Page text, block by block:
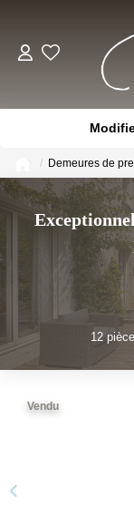
Sélectionnez...
Thèmes
Plus de
Demeures de
12
Vendu